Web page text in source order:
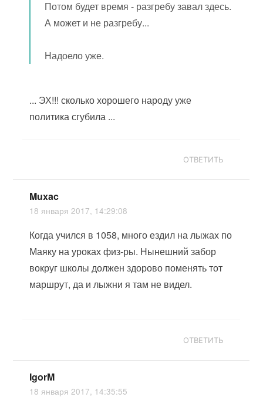
Потом будет время - разгребу завал здесь.
А может и не разгребу...
Надоело уже.
... ЭХ!!! сколько хорошего народу уже
политика сгубила ...
ОТВЕТИТЬ
Muxac
18 января 2017, 14:29:08
Когда учился в 1058, много ездил на лыжах по
Маяку на уроках физ-ры. Нынешний забор
вокруг школы должен здорово поменять тот
маршрут, да и лыжни я там не видел.
ОТВЕТИТЬ
IgorM
18 января 2017, 14:35:55